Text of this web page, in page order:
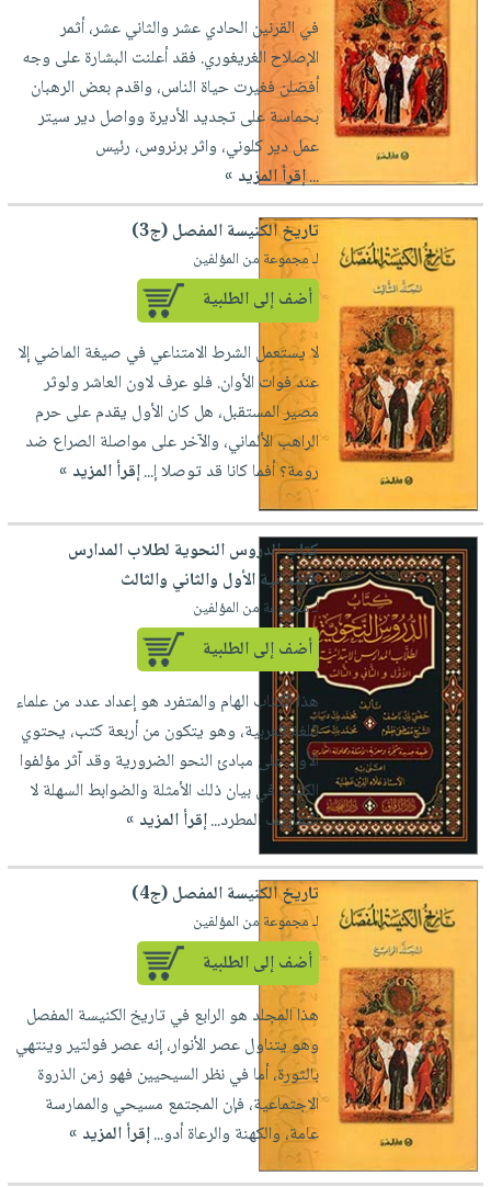
في القرنين الحادي عشر والثاني عشر، أثمر
الإصلاح الغريغوري. فقد أعلنت البشارة على وجه
أفضلن فغيرت حياة الناس، واقدم بعض الرهبان
بحماسة على تجديد الأديرة وواصل دير سيتر
عمل دير كلوني، واثر برنروس، رئيس
...إقرأ المزيد »
تاريخ الكنيسة المفصل (ج3)
لـ مجموعة من المؤلفين
أضف إلى الطلبية
لا يستعمل الشرط الامتناعي في صيغة الماضي إلا
عند فوات الأوان. فلو عرف لاون العاشر ولوثر
مصير المستقبل، هل كان الأول يقدم على حرم
الراهب الألماني، والآخر على مواصلة الصراع ضد
رومة؟ أفما كانا قد توصلا إ...إقرأ المزيد »
كتاب الدروس النحوية لطلاب المدارس
الابتدائية الأول والثاني والثالث
لـ مجموعة من المؤلفين
أضف إلى الطلبية
هذا الكتاب الهام والمتفرد هو إعداد عدد من علماء
اللغة العربية، وهو يتكون من أربعة كتب، يحتوي
الأول على مبادئ النحو الضرورية وقد آثر مؤلفوا
الكتاب في بيان ذلك الأمثلة والضوابط السهلة لا
التعاريف المطرد...إقرأ المزيد »
تاريخ الكنيسة المفصل (ج4)
لـ مجموعة من المؤلفين
أضف إلى الطلبية
هذا المجلد هو الرابع في تاريخ الكنيسة المفصل
وهو يتناول عصر الأنوار، إنه عصر فولتير وينتهي
بالثورة، أما في نظر السيحيين فهو زمن الذروة
الاجتماعية، فإن المجتمع مسيحي والممارسة
عامة، والكهنة والرعاة أدو...إقرأ المزيد »